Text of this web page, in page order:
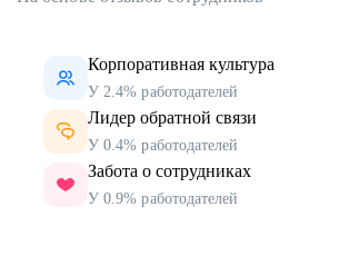
Корпоративная культура
У 2.4% работодателей
Лидер обратной связи
У 0.4% работодателей
Забота о сотрудниках
У 0.9% работодателей